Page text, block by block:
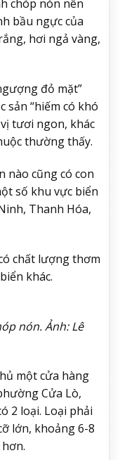
chóp nón nên
bầu ngực của
hơi ngả vàng,
đỏ mặt”
sản “hiếm có khó
tươi ngon, khác
thường thấy.
nào cũng có con
số khu vực biển
Thanh Hóa,
chất lượng thơm
khác.
nón. Ảnh: Lê
một cửa hàng
Cửa Lò,
2 loại. Loại phải
lớn, khoảng 6-8